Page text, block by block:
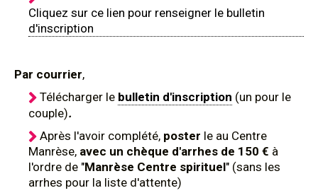
Cliquez sur ce lien pour renseigner le bulletin
d'inscription
Par courrier,
Télécharger le bulletin d'inscription (un pour le
couple).
Après l'avoir complété, poster le au Centre
Manrèse, avec un chèque d'arrhes de 150 € à
l'ordre de "Manrèse Centre spirituel" (sans les
arrhes pour la liste d'attente)